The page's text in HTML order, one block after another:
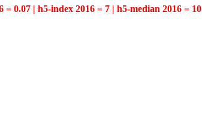
= 0.07 | h5-index 2016 = 7 | h5-median 2016 = 10